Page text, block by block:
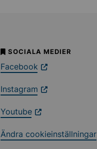
SOCIALA MEDIER
Facebook
Instagram
Youtube
Ändra cookieinställningar